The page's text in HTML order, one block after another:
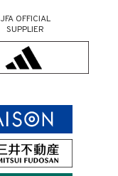
JFA OFFICIAL
SUPPLIER